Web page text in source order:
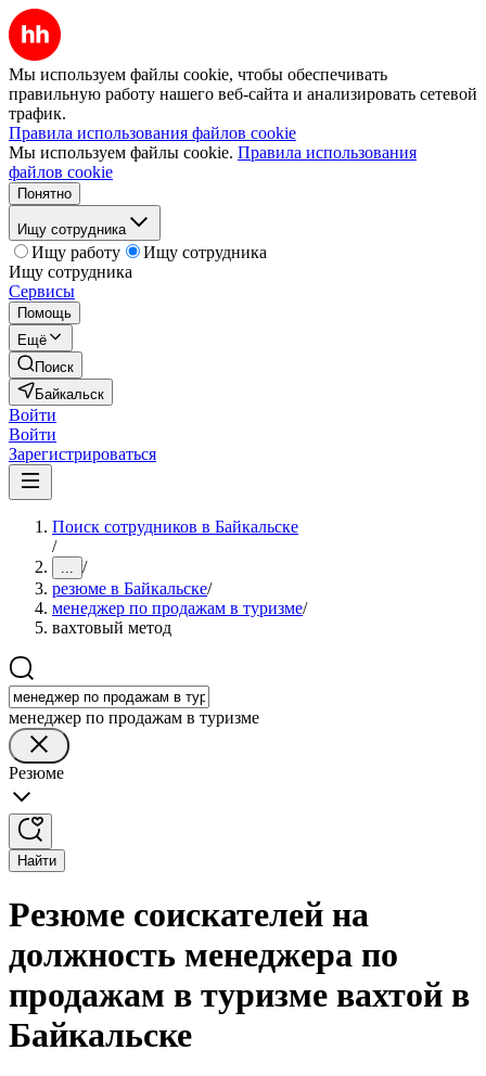
Мы используем файлы cookie, чтобы обеспечивать
правильную работу нашего веб-сайта и анализировать сетевой
трафик.
Правила использования файлов cookie
Мы используем файлы cookie. Правила использования
файлов cookie
Понятно
Ищу сотрудника
Ищу работу
Ищу сотрудника
Ищу сотрудника
Сервисы
Помощь
Ещё
Поиск
Байкальск
Войти
Войти
Зарегистрироваться
Поиск сотрудников в Байкальске
/
... /
резюме в Байкальске/
менеджер по продажам в туризме/
вахтовый метод
менеджер по продажам в туризме
Резюме
Найти
Резюме соискателей на
должность менеджера по
продажам в туризме вахтой в
Байкальске